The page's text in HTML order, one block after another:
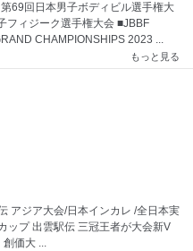
69回日本男子ボディビル選手権大
フィジーク選手権大会 ■JBBF
CHAMPIONSHIPS 2023 ...
もっと見る
アジア大会/日本インカレ /全日本実
ップ 出雲駅伝 三冠王者が大会新V
創価大 ...